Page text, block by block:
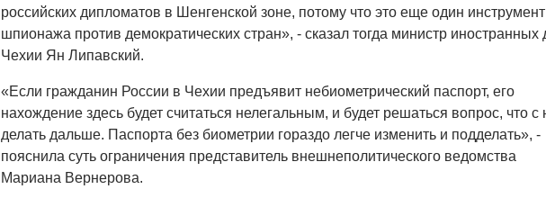
российских дипломатов в Шенгенской зоне, потому что это еще один инструмент
шпионажа против демократических стран», - сказал тогда министр иностранных
Чехии Ян Липавский.
«Если гражданин России в Чехии предъявит небиометрический паспорт, его
нахождение здесь будет считаться нелегальным, и будет решаться вопрос, что с
делать дальше. Паспорта без биометрии гораздо легче изменить и подделать», -
пояснила суть ограничения представитель внешнеполитического ведомства
Мариана Вернерова.